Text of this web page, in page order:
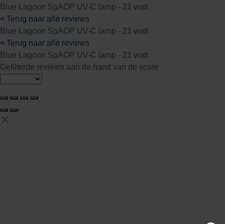
Blue Lagoon SpAOP UV-C lamp - 21 watt
< Terug naar alle reviews
Blue Lagoon SpAOP UV-C lamp - 21 watt
< Terug naar alle reviews
Blue Lagoon SpAOP UV-C lamp - 21 watt
Gefilterde reviews aan de hand van de score